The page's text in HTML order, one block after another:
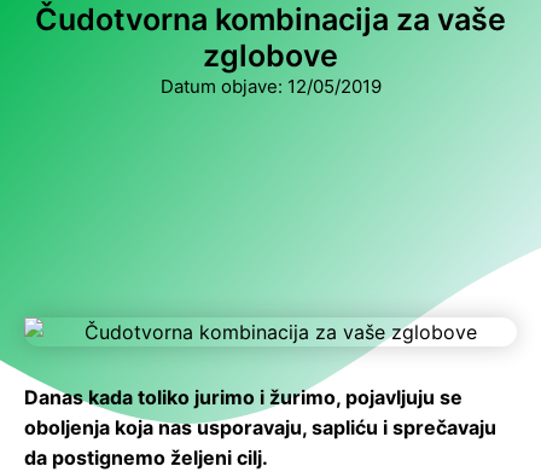
Čudotvorna kombinacija za vaše
zglobove
Datum objave: 12/05/2019
Danas kada toliko jurimo i žurimo, pojavljuju se
oboljenja koja nas usporavaju, sapliću i sprečavaju
da postignemo željeni cilj.